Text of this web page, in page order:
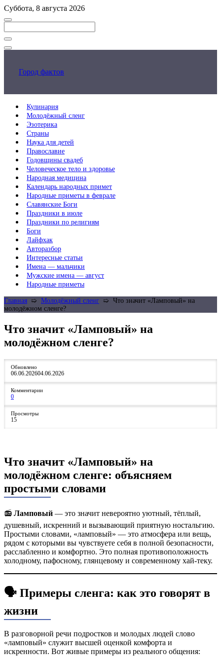
Перейти
к
контенту
Суббота, 8 августа 2026
Закрыть
Город фактов
Кулинария
Молодёжный сленг
Эзотерика
Страны
Наука для детей
Православие
Годовщины свадеб
Человеческое тело и здоровье
Народная медицина
Календарь народных примет
Народные приметы в феврале
Славянские Боги
Праздники в июле
Праздники по религиям
Боги
Лайфхак
Авторазбор
Интересные статьи
Имена — мальчики
Мужские имена — август
Народные приметы
Главная ➯ Молодёжный сленг ➯ Что значит «Ламповый» на
молодёжном сленге?
Что значит «Ламповый» на
молодёжном сленге?
Обновлено
06.06.202604.06.2026
Комментарии
0
Просмотры
15
Что значит «Ламповый» на
молодёжном сленге: объясняем
простыми словами
📻 Ламповый — это значит невероятно уютный, тёплый,
душевный, искренний и вызывающий приятную ностальгию.
Простыми словами, «ламповый» — это атмосфера или вещь,
рядом с которыми вы чувствуете себя в полной безопасности,
расслабленно и комфортно. Это полная противоположность
холодному, пафосному, глянцевому и современному хай-теку.
🗣️ Примеры сленга: как это говорят в
жизни
В разговорной речи подростков и молодых людей слово
«ламповый» служит высшей оценкой комфорта и
искренности. Вот живые примеры из реального общения: